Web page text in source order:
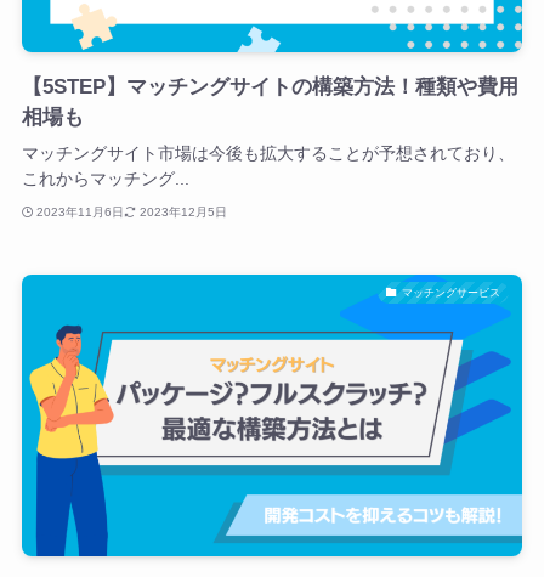
【5STEP】マッチングサイトの構築方法！種類や費用
相場も
マッチングサイト市場は今後も拡大することが予想されており、
これからマッチング...
2023年11月6日 2023年12月5日
マッチングサービス